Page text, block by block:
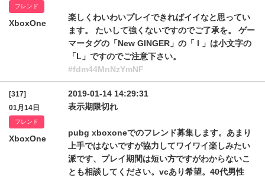
フレンド
XboxOne
楽しくわいわいプレイできればイイなと思ってい
ます。 たいして強くないですのでご了承を。 ゲー
マータグの「New GlNGER」の「 l 」は小文字の
「L」ですのでご注意下さい。
#fdm44MnNzYmNF
[317]
01月14日
フレンド
XboxOne
2019-01-14 14:29:31
表示期限切れ
pubg xboxoneでのフレンド募集します。あまり
上手ではないですが協力してワイワイ楽しみたい
派です、プレイ期間は短い方ですがわからないこ
とも相談してください。vcあり希望。40代男性